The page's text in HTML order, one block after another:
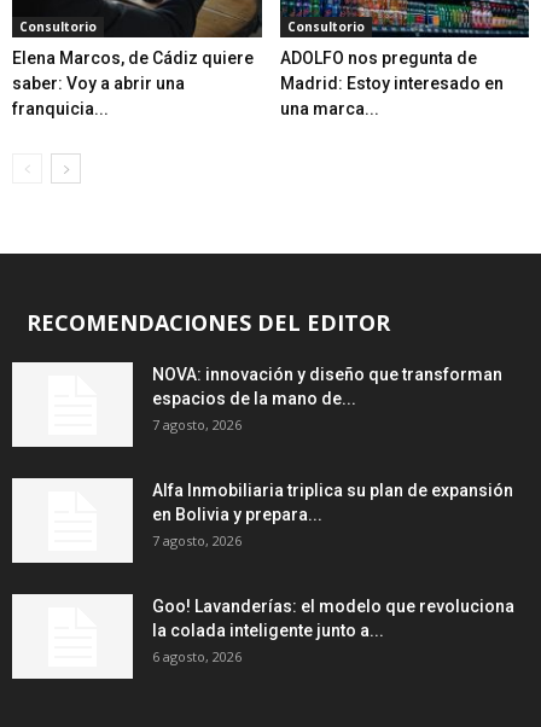
Consultorio
Elena Marcos, de Cádiz quiere
saber: Voy a abrir una
franquicia...
Consultorio
ADOLFO nos pregunta de
Madrid: Estoy interesado en
una marca...
RECOMENDACIONES DEL EDITOR
NOVA: innovación y diseño que transforman
espacios de la mano de...
7 agosto, 2026
Alfa Inmobiliaria triplica su plan de expansión
en Bolivia y prepara...
7 agosto, 2026
Goo! Lavanderías: el modelo que revoluciona
la colada inteligente junto a...
6 agosto, 2026